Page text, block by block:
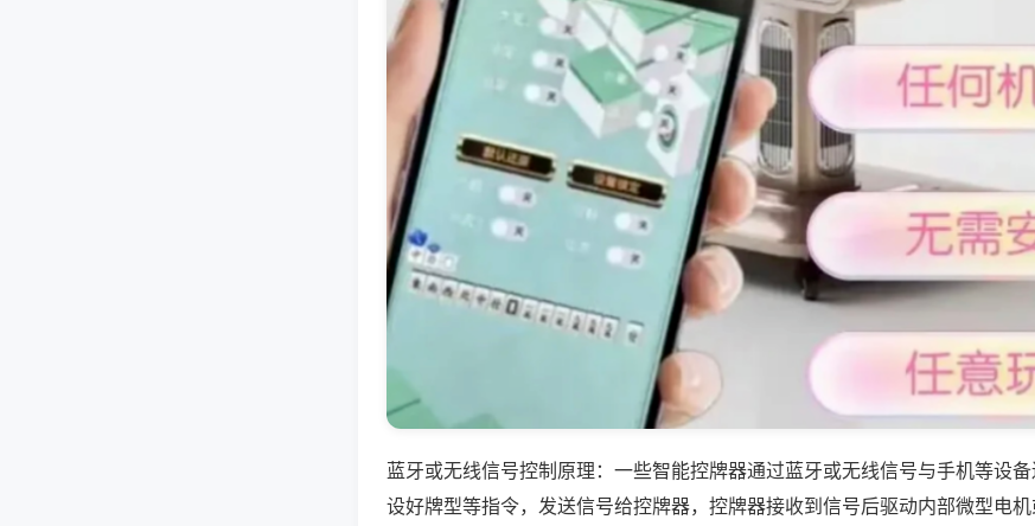
蓝牙或无线信号控制原理：一些智能控牌器通过蓝牙或无线信号与手机等设
设好牌型等指令，发送信号给控牌器，控牌器接收到信号后驱动内部微型电